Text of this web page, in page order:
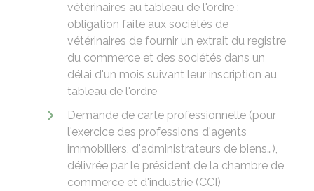
vétérinaires au tableau de l'ordre :
obligation faite aux sociétés de
vétérinaires de fournir un extrait du registre
du commerce et des sociétés dans un
délai d'un mois suivant leur inscription au
tableau de l'ordre
Demande de carte professionnelle (pour
l'exercice des professions d'agents
immobiliers, d'administrateurs de biens…),
délivrée par le président de la chambre de
commerce et d'industrie (CCI)